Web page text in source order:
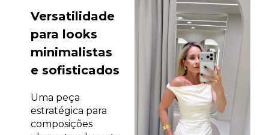
Versatilidade
para looks
minimalistas
e sofisticados
Uma peça
estratégica para
composições